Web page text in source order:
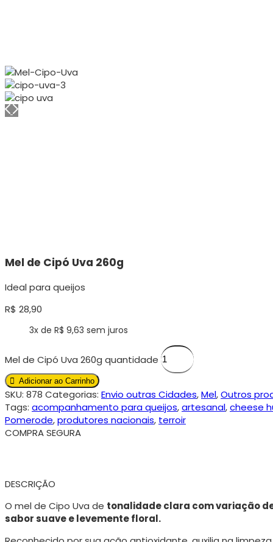
Mel de Cipó Uva 260g
Ideal para queijos
R$ 28,90
3x de R$ 9,63 sem juros
Mel de Cipó Uva 260g quantidade
Adicionar ao Carrinho
SKU: 878 Categorias: Envio outras Cidades,Mel,Outros
Tags: acompanhamento para queijos,artesanal,cheese
Pomerode,produtores nacionais, terroir
COMPRA SEGURA
DESCRIÇÃO
O mel de Cipo Uva de tonalidade clara com variação
sabor suave e levemente floral.